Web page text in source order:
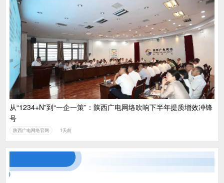
广电总局对互联网电视自动续费专项治理
中国广电：编制一体化电视技术标准白皮书
从“1234+N”到“一企一策”：陕西广电网络吹响下半年提质增效冲锋
号
陕西广电网络官网 1天前